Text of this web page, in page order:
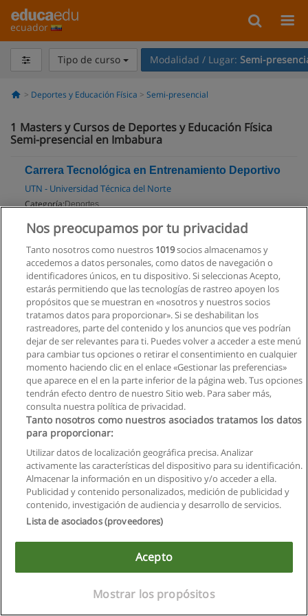
ecuador
Tipo de curso Modalidad / Lugar: Semi-
Deportes y Educación Física Semi-presencial
1 Masters y Cursos de Deportes y Educación Física
Semi-presencial en Imbabura
Carrera Tecnológica en Entrenamiento Deportivo
UTN - Universidad Técnica del Norte
Categoría:Deportes
Modalidad:
Impartido en:
Ibarra
Solicita información
Privacidad de datos
Contactar con Educaedu
Copyright © Educaedu Business S.L. - CIF : B-95610580: -
Nos preocupamos por tu privacidad
Tanto nosotros como nuestros 1019socios almacenamos y
accedemos a datos personales, como datos de navegación o
identificadores únicos, en tu dispositivo. Si seleccionas Acepto,
estarás permitiendo que las tecnologías de rastreo apoyen los
propósitos que se muestran en «nosotros y nuestros socios
tratamos datos para proporcionar». Si se deshabilitan los
rastreadores, parte del contenido y los anuncios que ves podrían
dejar de ser relevantes para ti. Puedes volver a acceder a este menú
para cambiar tus opciones o retirar el consentimiento en cualquier
momento haciendo clic en el enlace «Gestionar las preferencias»
que aparece en el en la parte inferior de la página web. Tus opciones
tendrán efecto dentro de nuestro Sitio web. Para saber más,
consulta nuestra política de privacidad.
Tanto nosotros como nuestros asociados tratamos los datos
para proporcionar:
Utilizar datos de localización geográfica precisa. Analizar
activamente las características del dispositivo para su identificación.
Almacenar la información en un dispositivo y/o acceder a ella.
Publicidad y contenido personalizados, medición de publicidad y
contenido, investigación de audiencia y desarrollo de servicios.
Lista de asociados (proveedores)
Acepto
Mostrar los propósitos